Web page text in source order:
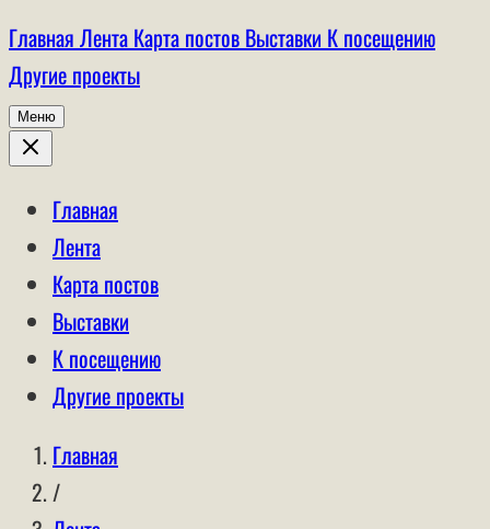
Главная Лента Карта постов Выставки К посещению
Другие проекты
Меню
Главная
Лента
Карта постов
Выставки
К посещению
Другие проекты
Главная
/